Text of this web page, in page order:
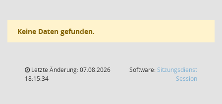
Keine Daten gefunden.
Letzte Änderung: 07.08.2026
18:15:34
Software: Sitzungsdienst
Session(Wird in